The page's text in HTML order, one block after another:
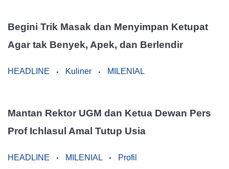
Begini Trik Masak dan Menyimpan Ketupat
Agar tak Benyek, Apek, dan Berlendir
HEADLINE Kuliner MILENIAL
Mantan Rektor UGM dan Ketua Dewan Pers
Prof Ichlasul Amal Tutup Usia
HEADLINE MILENIAL Profil